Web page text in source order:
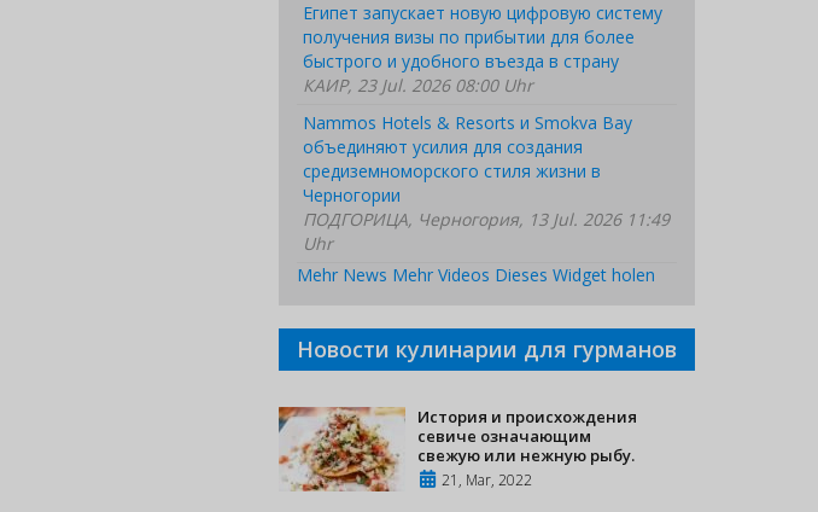
Египет запускает новую цифровую систему
получения визы по прибытии для более
быстрого и удобного въезда в страну
КАИР, 23 Jul. 2026 08:00 Uhr
Nammos Hotels & Resorts и Smokva Bay
объединяют усилия для создания
средиземноморского стиля жизни в
Черногории
ПОДГОРИЦА, Черногория, 13 Jul. 2026 11:49
Uhr
Mehr News Mehr Videos Dieses Widget holen
Новости кулинарии для гурманов
История и происхождения
севиче означающим
свежую или нежную рыбу.
21, Mar, 2022